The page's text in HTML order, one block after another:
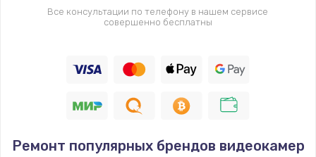
Все консультации по телефону в нашем сервисе
совершенно бесплатны
Ремонт популярных брендов видеокамер